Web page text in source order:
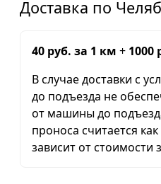
Доставка по
40 руб. за 1 км + 1000
В случае доставки с
до подъезда не
от машины до
проноса считается
зависит от стоимости